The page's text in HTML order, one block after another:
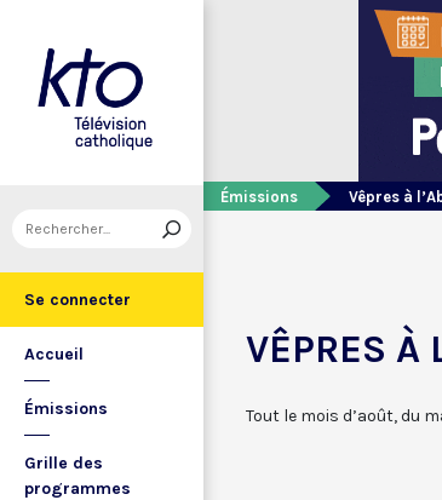
Se connecter
Accueil
Émissions
Grille des
programmes
Émissions Vêpres à
VÊPRES À
Tout le mois d’août, du